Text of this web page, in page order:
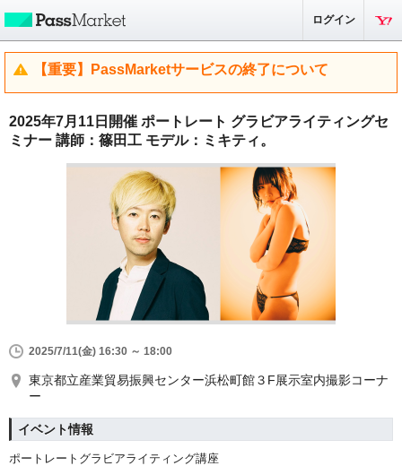
ログイン
【重要】PassMarketサービスの終了について
2025年7月11日開催 ポートレート グラビアライティングセ
ミナー 講師：篠田工 モデル：ミキティ。
2025/7/11(金) 16:30 ～ 18:00
東京都立産業貿易振興センター浜松町館３F展示室内撮影コーナ
ー
イベント情報
ポートレートグラビアライティング講座